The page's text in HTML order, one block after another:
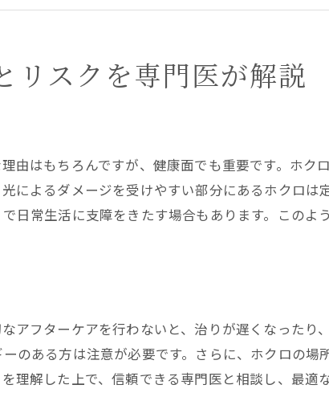
ホクロ除去前に知っておきたい注意点
安全なホクロ除去のための準備
最新技術を用いたホクロ除去術の概要
切除手術のメリットとデメリット
冷凍療法の適用ケースと注意点
事前準備と注意点の確認
施術当日の流れと注意事項
リスクを専門医が解説
由はもちろんですが、健康面でも重要です。ホク
によるダメージを受けやすい部分にあるホクロは
日常生活に支障をきたす場合もあります。このよ
アフターケアを行わないと、治りが遅くなったり
のある方は注意が必要です。さらに、ホクロの場
理解した上で、信頼できる専門医と相談し、最適